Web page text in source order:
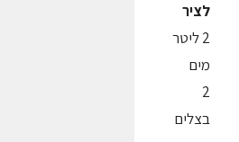
לציר
2 ליטר
מים
2
בצלים